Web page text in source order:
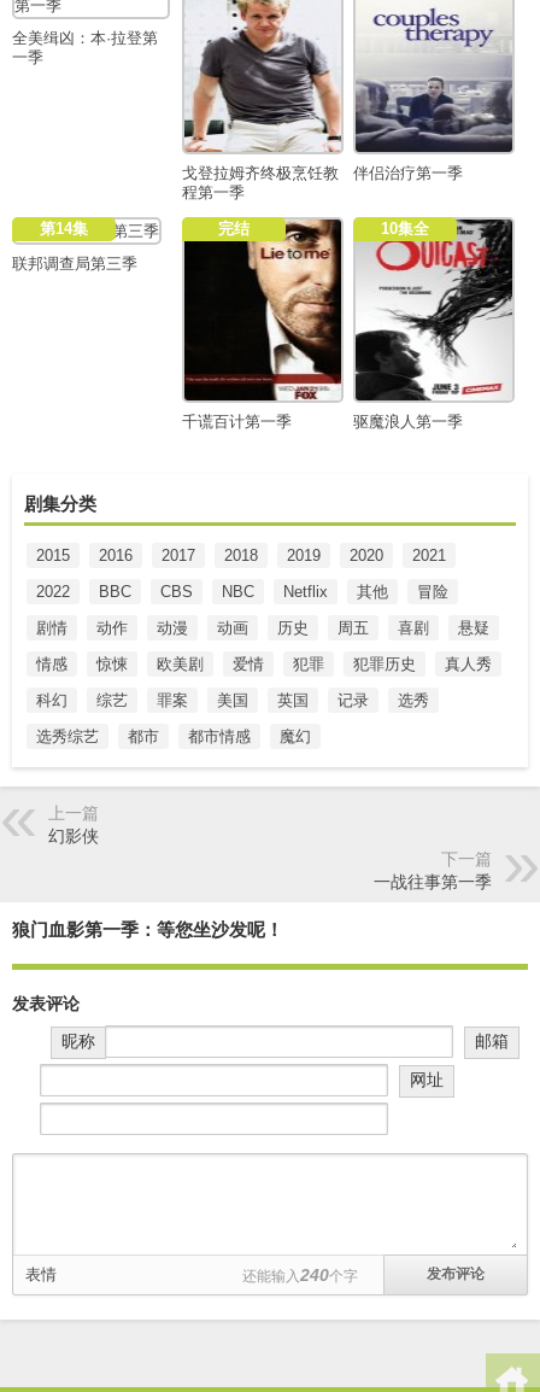
全美缉凶：本·拉登第
一季
戈登拉姆齐终极烹饪教
程第一季
伴侣治疗第一季
第14集
联邦调查局第三季
完结
千谎百计第一季
10集全
驱魔浪人第一季
剧集分类
2015 2016 2017 2018 2019 2020
2021
2022
BBC CBS NBC Netflix 其他
冒险
剧情
动作 动漫 动画 历史 周五 喜剧
悬疑
情感
惊悚 欧美剧 爱情 犯罪 犯罪历史
真人秀
科幻
综艺 罪案 美国 英国 记录
选秀
选秀综艺
都市 都市情感 魔幻
上一篇
幻影侠
下一篇
一战往事第一季
狼门血影第一季：等您坐沙发呢！
发表评论
昵称
邮箱
网址
表情 还能输入 240个字